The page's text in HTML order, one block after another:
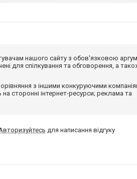
нашого сайту з обов'язковою
для спілкування та обговорення, а
з іншими конкуруючими
сторонні інтернет-ресурси; реклама та
для написання відгуку